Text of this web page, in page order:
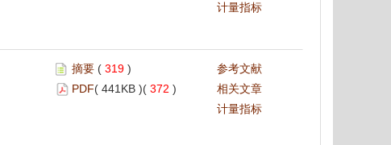
计量指标
摘要 ( 319 )
PDF( 441KB )( 372 )
参考文献
相关文章
计量指标